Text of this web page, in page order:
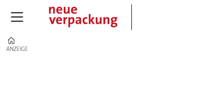
ANZEIGE
ANZEIGE